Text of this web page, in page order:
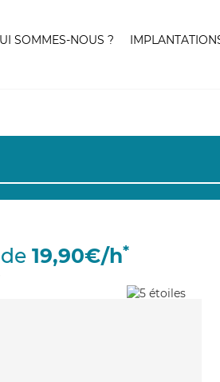
SOMMES-NOUS ?
19,90€/h*